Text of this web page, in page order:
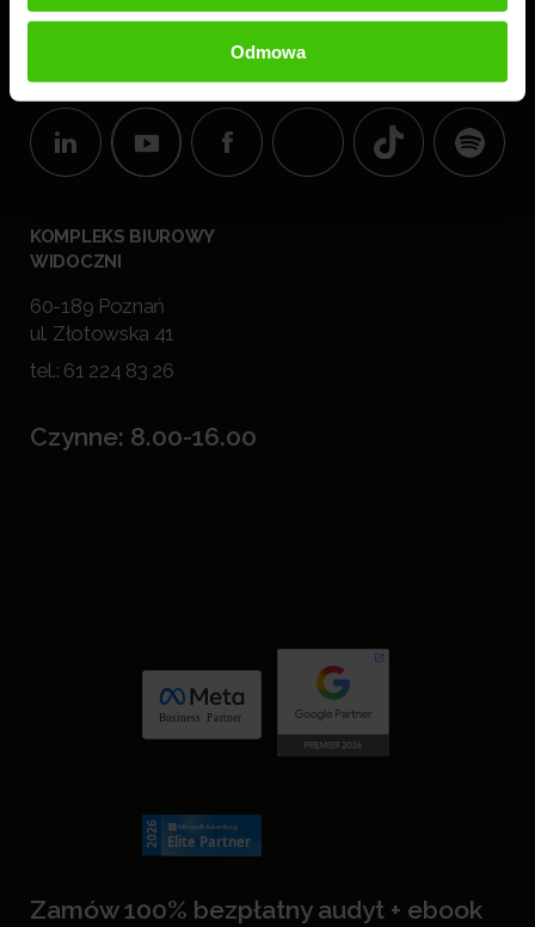
Odmowa
KOMPLEKS BIUROWY
WIDOCZNI
60-189 Poznań
ul. Złotowska 41
tel.: 61 224 83 26
Czynne: 8.00-16.00
Zamów 100% bezpłatny audyt + ebook